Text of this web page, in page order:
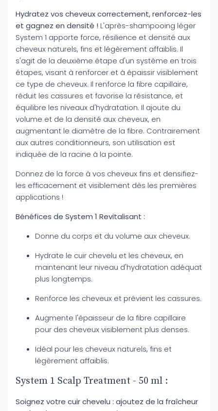
Hydratez vos cheveux correctement, renforcez-les
et gagnez en densité ! L'après-shampooing léger
System 1 apporte force, résilience et densité aux
cheveux naturels, fins et légèrement affaiblis. Il
s'agit de la deuxième étape d'un système en trois
étapes, visant à renforcer et à épaissir visiblement
ce type de cheveux. Il renforce la fibre capillaire,
réduit les cassures et favorise la résistance, et
équilibre les niveaux d'hydratation. Il ajoute du
volume et de la densité aux cheveux, en
augmentant le diamètre de la fibre. Contrairement
aux autres conditionneurs, son utilisation est
indiquée de la racine à la pointe.
Donnez de la force à vos cheveux fins et densifiez-
les efficacement et visiblement dès les premières
applications !
Bénéfices de System 1 Revitalisant :
Donne du corps et du volume aux cheveux.
Hydrate le cuir chevelu et les cheveux, en
maintenant leur niveau d'hydratation adéquat
plus longtemps.
Renforce les cheveux et prévient les cassures.
Augmente l'épaisseur de la fibre capillaire
pour des cheveux visiblement plus denses.
Idéal pour les cheveux naturels, fins et
légèrement affaiblis.
System 1 Scalp Treatment - 50 ml :
Soignez votre cuir chevelu : ajoutez de la fraîcheur